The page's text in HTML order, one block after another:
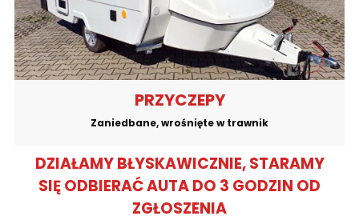
PRZYCZEPY
Zaniedbane, wrośnięte w trawnik
DZIAŁAMY BŁYSKAWICZNIE, STARAMY
SIĘ ODBIERAĆ AUTA DO 3 GODZIN OD
ZGŁOSZENIA